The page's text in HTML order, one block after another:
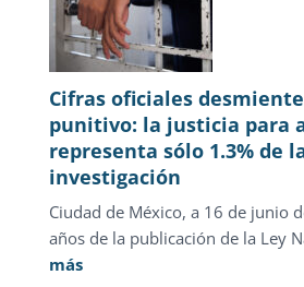
Cifras oficiales
punitivo: la justicia para
representa sólo 1.3% de
investigación
Ciudad de México, a 16 de junio
años de la publicación de la Ley
más: